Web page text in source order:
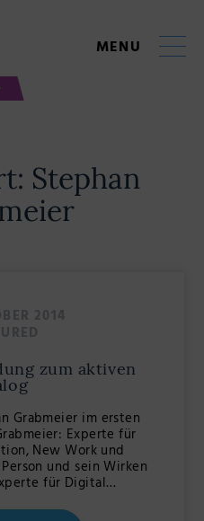
MENU
Stephan
2014
zum aktiven
Grabmeier im ersten
Experte für
New Work und
und sein Wirken
für Digital…